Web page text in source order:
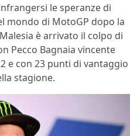
le speranze di
mondo di MotoGP dopo la
è arrivato il colpo di
Pecco Bagnaia vincente
e con 23 punti di vantaggio
stagione.